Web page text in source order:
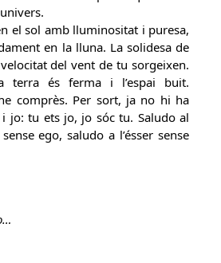
el sol amb lluminositat i puresa,
en la lluna. La solidesa de
del vent de tu sorgeixen.
terra és ferma i l’espai buit.
comprès. Per sort, ja no hi ha
jo: tu ets jo, jo sóc tu. Saludo al
ego, saludo a l’ésser sense